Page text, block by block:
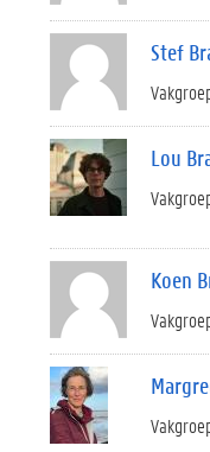
Stef
Lou
Koen